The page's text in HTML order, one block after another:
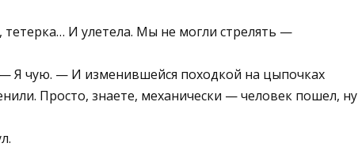
тетерка… И улетела. Мы не могли стрелять —
Я чую. — И изменившейся походкой на цыпочках
Просто, знаете, механически — человек пошел, ну